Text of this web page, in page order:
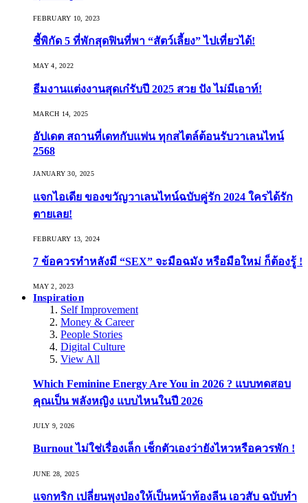
FEBRUARY 10, 2023
ชี้พิกัด 5 ที่พักสุดฟินที่พา “สัตว์เลี้ยง” ไปเที่ยวได้!
MAY 4, 2022
ธีมงานแต่งงานสุดเก๋รับปี 2025 สวย ปัง ไม่มีเอาท์!
MARCH 14, 2025
อัปเดต สถานที่เดทกับแฟน ทุกสไตล์ต้อนรับวาเลนไทน์
2568
JANUARY 30, 2025
แจกไอเดีย ของขวัญวาเลนไทน์ฉบับคู่รัก 2024 ใครได้รัก
ตายเลย!
FEBRUARY 13, 2024
7 ข้อควรทำหลังมี “SEX” จะมือฉมัง หรือมือใหม่ ก็ต้องรู้ !
MAY 2, 2023
Inspiration
Self Improvement
Money & Career
People Stories
Digital Culture
View All
Which Feminine Energy Are You in 2026 ? แบบทดสอบ
คุณเป็น พลังหญิง แบบไหนในปี 2026
JULY 9, 2026
Burnout ไม่ใช่เรื่องเล็ก เช็กตัวเองว่ายังไหวหรือควรพัก !
JUNE 28, 2025
แจกทริก เปลี่ยนพุงป่องให้เป็นหน้าท้องลีน เอวสับ ฉบับทำ